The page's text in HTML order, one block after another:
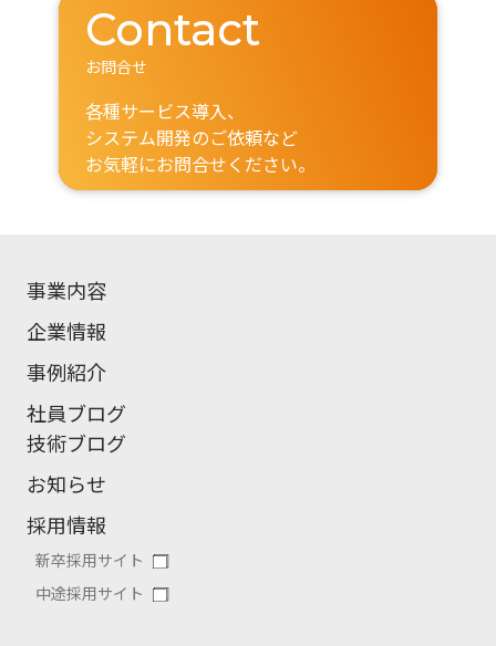
Contact
お問合せ
各種サービス導入、
システム開発のご依頼など
お気軽にお問合せください。
事業内容
企業情報
事例紹介
社員ブログ
技術ブログ
お知らせ
採用情報
新卒採用サイト
中途採用サイト